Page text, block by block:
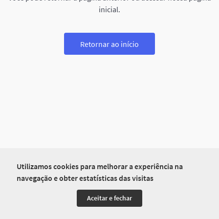
Utilizamos cookies para melhorar a experiência na
navegação e obter estatísticas das visitas
Aceitar e fechar
inicial.
Retornar ao início